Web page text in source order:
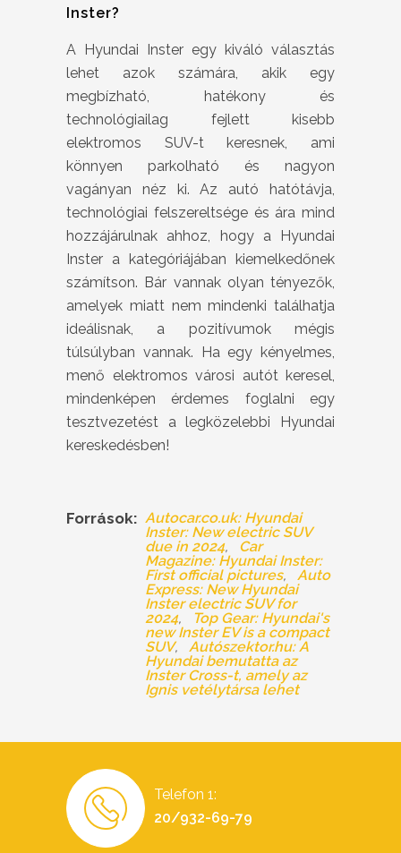
Inster?
A Hyundai Inster egy kiváló választás
lehet azok számára, akik egy
megbízható, hatékony és
technológiailag fejlett kisebb
elektromos SUV-t keresnek, ami
könnyen parkolható és nagyon
vagányan néz ki. Az autó hatótávja,
technológiai felszereltsége és ára mind
hozzájárulnak ahhoz, hogy a Hyundai
Inster a kategóriájában kiemelkedőnek
számítson. Bár vannak olyan tényezők,
amelyek miatt nem mindenki találhatja
ideálisnak, a pozitívumok mégis
túlsúlyban vannak. Ha egy kényelmes,
menő elektromos városi autót keresel,
mindenképen érdemes foglalni egy
tesztvezetést a legközelebbi Hyundai
kereskedésben!
Források: Autocar.co.uk: Hyundai
Inster: New electric SUV
due in 2024
Car
Magazine: Hyundai Inster:
First official pictures
Auto
Express: New Hyundai
Inster electric SUV for
2024
Top Gear: Hyundai's
new Inster EV is a compact
SUV
Autószektor.hu: A
Hyundai bemutatta az
Inster Cross-t, amely az
Ignis vetélytársa lehet
Telefon 1:
20/932-69-79